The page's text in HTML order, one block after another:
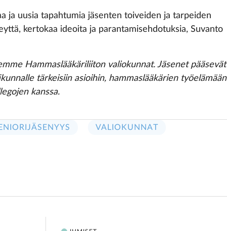
ja uusia tapahtumia jäsenten toiveiden ja tarpeiden
kertokaa ideoita ja parantamisehdotuksia, Suvanto
Hammaslääkäriliiton valiokunnat. Jäsenet pääsevät
tärkeisiin asioihin, hammaslääkärien työelämään
kanssa.
VALIOKUNNAT